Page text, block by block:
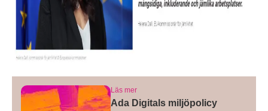
Läs mer
Ada Digitals miljöpolicy